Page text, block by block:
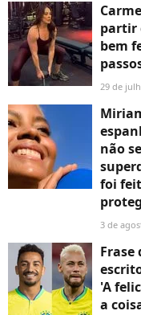
partir
bem
29 de
não
foi
3 de
Frase
'A
a